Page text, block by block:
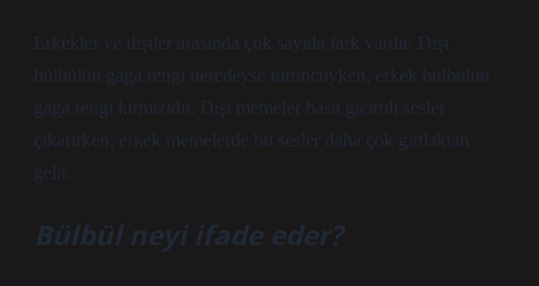
Erkekler ve dişiler arasında çok sayıda fark vardır. Dişi
bülbülün gaga rengi neredeyse turuncuyken, erkek bülbülün
gaga rengi kırmızıdır. Dişi memeler basit gıcırtılı sesler
çıkarırken, erkek memelerde bu sesler daha çok gırtlaktan
gelir.
Bülbül neyi ifade eder?